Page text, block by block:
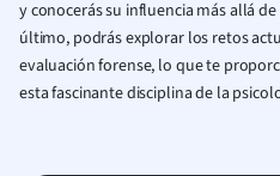
y conocerás su influencia más allá
último, podrás explorar los retos
evaluación forense, lo que te
esta fascinante disciplina de la